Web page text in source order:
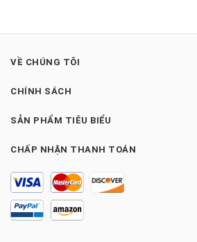
VỀ CHÚNG TÔI
CHÍNH SÁCH
SẢN PHẨM TIÊU BIỂU
CHẤP NHẬN THANH TOÁN